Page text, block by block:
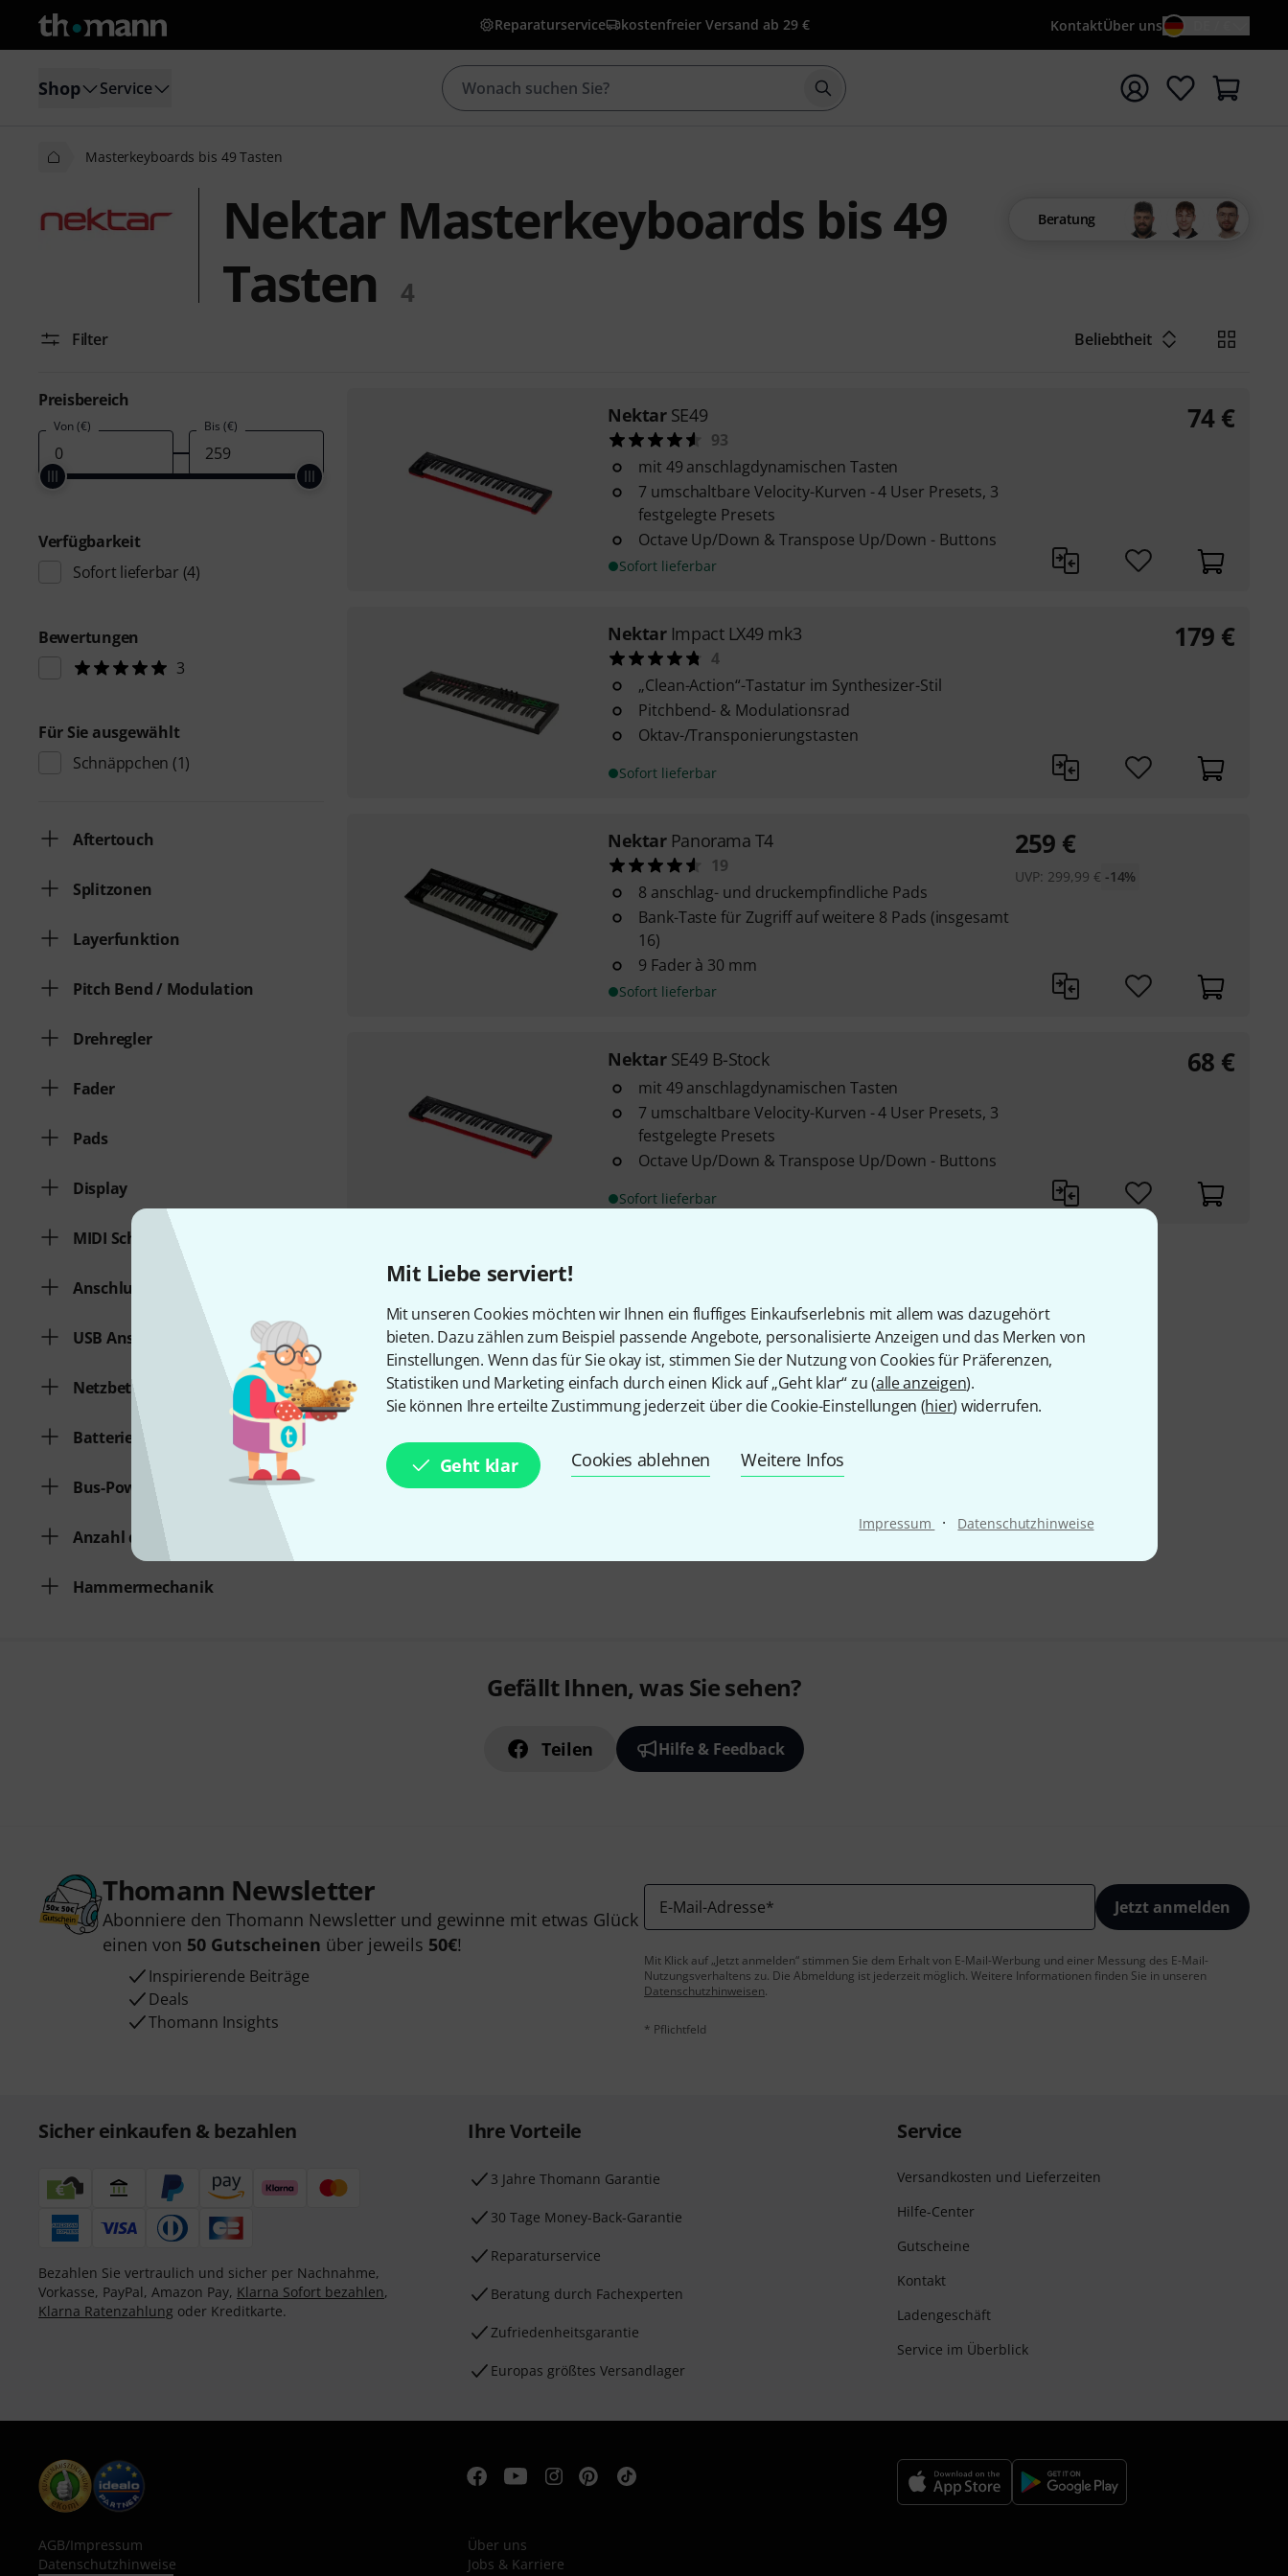
Mit Liebe serviert!
Mit unseren Cookies möchten wir Ihnen ein fluffiges Einkaufserlebnis mit allem was dazugehört
bieten. Dazu zählen zum Beispiel passende Angebote, personalisierte Anzeigen und das Merken von
Einstellungen. Wenn das für Sie okay ist, stimmen Sie der Nutzung von Cookies für Präferenzen,
Statistiken und Marketing einfach durch einen Klick auf „Geht klar“ zu (alle anzeigen).
Sie können Ihre erteilte Zustimmung jederzeit über die Cookie-Einstellungen (hier) widerrufen.
Geht klar Cookies ablehnen Weitere Infos
Impressum · Datenschutzhinweise
Reparaturservice kostenfreier Versand ab 29 € KontaktÜber uns
Shop Service Suche mit Suchwort {searchTerm} starten
Masterkeyboards bis 49 Tasten
Nektar Masterkeyboards bis 49
Tasten
4
Beratung
Filter Beliebtheit
Preisbereich
Von (€) Bis (€)
Verfügbarkeit
Sofort lieferbar (4)
Bewertungen
3
Für Sie ausgewählt
Schnäppchen (1)
Aftertouch
Splitzonen
Layerfunktion
Pitch Bend / Modulation
Drehregler
Fader
Pads
Display
MIDI Schnittstelle
Anschluss für Sustainpedal
USB Anschluss
Netzbetrieb
Batteriebetrieb
Bus-Powered
Anzahl der Tasten
Hammermechanik
Nektar SE49
93
mit 49 anschlagdynamischen Tasten
7 umschaltbare Velocity-Kurven - 4 User Presets, 3
festgelegte Presets
Octave Up/Down & Transpose Up/Down - Buttons
Sofort lieferbar
74 €
Nektar Impact LX49 mk3
4
„Clean-Action“-Tastatur im Synthesizer-Stil
Pitchbend- & Modulationsrad
Oktav-/Transponierungstasten
Sofort lieferbar
179 €
Nektar Panorama T4
19
8 anschlag- und druckempfindliche Pads
Bank-Taste für Zugriff auf weitere 8 Pads (insgesamt
16)
9 Fader à 30 mm
Sofort lieferbar
259 €
UVP: 299,99 € -14%
Nektar SE49 B-Stock
mit 49 anschlagdynamischen Tasten
7 umschaltbare Velocity-Kurven - 4 User Presets, 3
festgelegte Presets
Octave Up/Down & Transpose Up/Down - Buttons
Sofort lieferbar
68 €
Gefällt Ihnen, was Sie sehen?
Teilen Hilfe & Feedback
Thomann Newsletter
Abonniere den Thomann Newsletter und gewinne mit etwas Glück
einen von 50 Gutscheinen über jeweils 50€!
Inspirierende Beiträge
Deals
Thomann Insights
E-Mail-Adresse* Jetzt anmelden
Mit Klick auf „Jetzt anmelden“ stimmen Sie dem Erhalt von E-Mail-Werbung und einer Messung des E-Mail-
Nutzungsverhaltens zu. Die Abmeldung ist jederzeit möglich. Weitere Informationen finden Sie in unseren
Datenschutzhinweisen.
* Pflichtfeld
Sicher einkaufen & bezahlen
Bezahlen Sie vertraulich und sicher per Nachnahme,
Vorkasse, PayPal, Amazon Pay, Klarna Sofort bezahlen,
Klarna Ratenzahlung oder Kreditkarte.
Ihre Vorteile
3 Jahre Thomann Garantie
30 Tage Money-Back-Garantie
Reparaturservice
Beratung durch Fachexperten
Zufriedenheitsgarantie
Europas größtes Versandlager
Service
Versandkosten und Lieferzeiten
Hilfe-Center
Gutscheine
Kontakt
Ladengeschäft
Service im Überblick
AGB/Impressum
Datenschutzhinweise
Über uns
Jobs & Karriere